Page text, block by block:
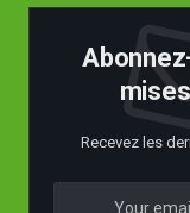
Recevez les